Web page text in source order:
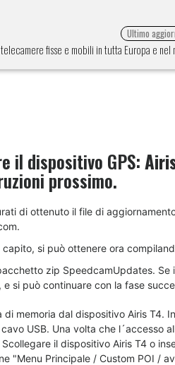
fisse e mobili in tutta Europa e nel
Ultimo
il dispositivo GPS:
prossimo.
di ottenuto il file di
capito, si può ottenere ora
zip SpeedcamUpdates.
si può continuare con la fase
di memoria dal dispositivo Airis T4.
USB. Una volta che l´accesso
il dispositivo Airis T4 o
"Menu Principale / Custom POI /